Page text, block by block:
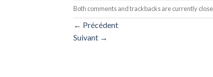
Both comments and trackbacks are currently
← Précédent
Suivant →